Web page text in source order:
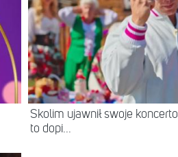
Skolim ujawnił swoje
to dopi...